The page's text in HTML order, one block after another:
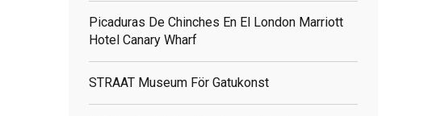
Picaduras De Chinches En El London Marriott
Hotel Canary Wharf
STRAAT Museum För Gatukonst